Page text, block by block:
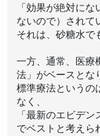
「効果が絶対に
ないので）されて
それは、砂糖水で
一方、通常、医療
法」がベースとな
標準療法というの
なく、
「最新のエビデ
でベストと考えら